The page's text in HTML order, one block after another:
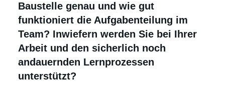
Baustelle genau und wie gut
funktioniert die Aufgabenteilung im
Team? Inwiefern werden Sie bei Ihrer
Arbeit und den sicherlich noch
andauernden Lernprozessen
unterstützt?